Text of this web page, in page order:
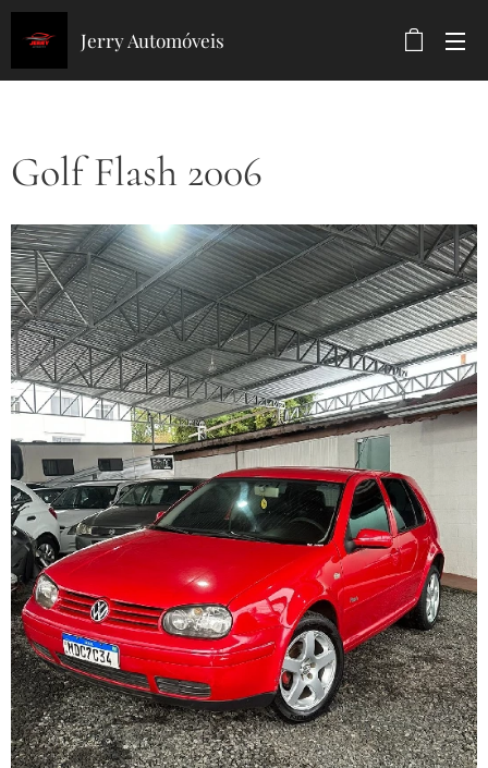
Jerry Automóveis
Golf Flash 2006